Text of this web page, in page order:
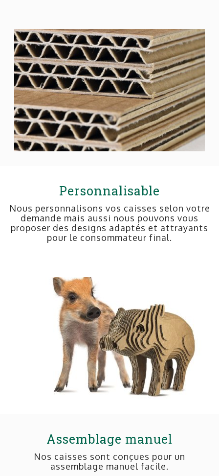
Personnalisable
Nous personnalisons vos caisses selon votre
demande mais aussi nous pouvons vous
proposer des designs adaptés et attrayants
pour le consommateur final.
Assemblage manuel
Nos caisses sont conçues pour un
assemblage manuel facile.